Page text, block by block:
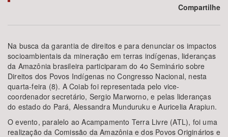
Área Protegida
BUSCAR
Compartilhe
Na busca da garantia de direitos e para denunciar os impactos
socioambientais da mineração em terras indígenas, lideranças
da Amazônia brasileira participaram do 4o Seminário sobre
Direitos dos Povos Indígenas no Congresso Nacional, nesta
quarta-feira (8). A Coiab foi representada pelo vice-
coordenador secretário, Sergio Marworno, e pelas lideranças
do estado do Pará, Alessandra Munduruku e Auricelia Arapiun.
O evento, paralelo ao Acampamento Terra Livre (ATL), foi uma
realização da Comissão da Amazônia e dos Povos Originários e